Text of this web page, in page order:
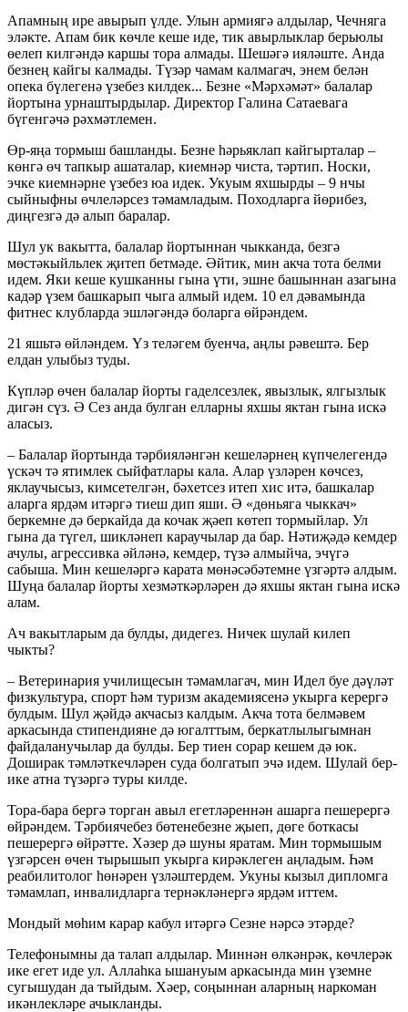
Апамның ире авырып үлде. Улын армиягә алдылар, Чечняга
эләкте. Апам бик көчле кеше иде, тик авырлыклар берьюлы
өелеп килгәндә каршы тора алмады. Шешәгә ияләште. Анда
безнең кайгы калмады. Түзәр чамам калмагач, энем белән
опека бүлегенә үзебез килдек... Безне «Мәрхәмәт» балалар
йортына урнаштырдылар. Директор Галина Сатаевага
бүгенгәчә рәхмәтлемен.
Өр-яңа тормыш башланды. Безне һәрьяклап кайгырталар –
көнгә өч тапкыр ашаталар, киемнәр чиста, тәртип. Носки,
эчке киемнәрне үзебез юа идек. Укуым яхшырды – 9 нчы
сыйныфны өчлеләрсез тәмамладым. Походларга йөрибез,
диңгезгә дә алып баралар.
Шул ук вакытта, балалар йортыннан чыкканда, безгә
мөстәкыйльлек җитеп бетмәде. Әйтик, мин акча тота белми
идем. Яки кеше кушканны гына үти, эшне башыннан азагына
кадәр үзем башкарып чыга алмый идем. 10 ел дәвамында
фитнес клубларда эшләгәндә боларга өйрәндем.
21 яшьтә өйләндем. Үз теләгем буенча, аңлы рәвештә. Бер
елдан улыбыз туды.
Күпләр өчен балалар йорты гаделсезлек, явызлык, ялгызлык
дигән сүз. Ә Сез анда булган елларны яхшы яктан гына искә
аласыз.
– Балалар йортында тәрбияләнгән кешеләрнең күпчелегендә
үскәч тә ятимлек сыйфатлары кала. Алар үзләрен көчсез,
яклаучысыз, кимсетелгән, бәхетсез итеп хис итә, башкалар
аларга ярдәм итәргә тиеш дип яши. Ә «дөньяга чыккач»
беркемне дә беркайда да кочак җәеп көтеп тормыйлар. Ул
гына да түгел, шикләнеп караучылар да бар. Нәтиҗәдә кемдер
ачулы, агрессивка әйләнә, кемдер, түзә алмыйча, эчүгә
сабыша. Мин кешеләргә карата мөнәсәбәтемне үзгәртә алдым.
Шуңа балалар йорты хезмәткәрләрен дә яхшы яктан гына искә
алам.
Ач вакытларым да булды, дидегез. Ничек шулай килеп
чыкты?
– Ветеринария училищесын тәмамлагач, мин Идел буе дәүләт
физкультура, спорт һәм туризм академиясенә укырга керергә
булдым. Шул җәйдә акчасыз калдым. Акча тота белмәвем
аркасында стипендияне дә югалттым, беркатлылыгымнан
файдаланучылар да булды. Бер тиен сорар кешем дә юк.
Доширак тәмләткечләрен суда болгатып эчә идем. Шулай бер-
ике атна түзәргә туры килде.
Тора-бара бергә торган авыл егетләреннән ашарга пешерергә
өйрәндем. Тәрбиячебез бөтенебезне җыеп, дөге боткасы
пешерергә өйрәтте. Хәзер дә шуны яратам. Мин тормышым
үзгәрсен өчен тырышып укырга кирәклеген аңладым. Һәм
реабилитолог һөнәрен үзләштердем. Укуны кызыл дипломга
тәмамлап, инвалидларга тернәкләнергә ярдәм иттем.
Мондый мөһим карар кабул итәргә Сезне нәрсә этәрде?
Телефонымны да талап алдылар. Миннән өлкәнрәк, көчлерәк
ике егет иде ул. Аллаһка ышануым аркасында мин үземне
сугышудан да тыйдым. Хәер, соңыннан аларның наркоман
икәнлекләре ачыкланды.